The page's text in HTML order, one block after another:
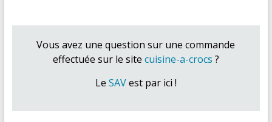
Vous avez une question sur une commande
effectuée sur le site cuisine-a-crocs ?
Le SAVest par ici !